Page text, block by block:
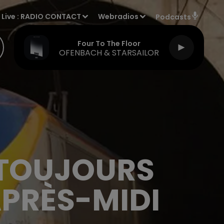
Live : RADIO CONTACT Webradios Podcasts
Four To The Floor
OFENBACH & STARSAILOR
MIDI